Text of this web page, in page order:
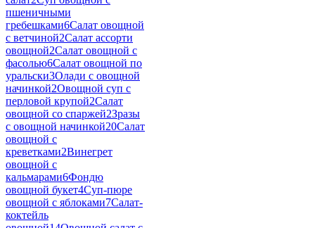
пшеничными
гребешками6Салат овощной
с ветчиной2Салат ассорти
овощной2Салат овощной с
фасолью6Салат овощной по
уральски3Олади с овощной
начинкой2Овощной суп с
перловой крупой2Салат
овощной со спаржей2Зразы
с овощной начинкой20Салат
овощной с
креветками2Винегрет
овощной с
кальмарами6Фондю
овощной букет4Суп-пюре
овощной с яблоками7Салат-
коктейль